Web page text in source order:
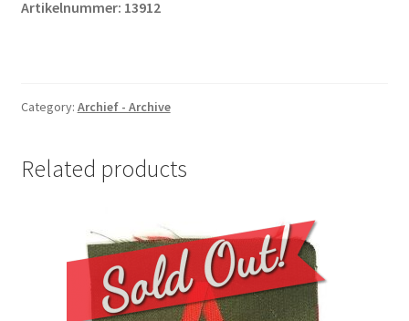
Artikelnummer: 13912
Category: Archief - Archive
Related products